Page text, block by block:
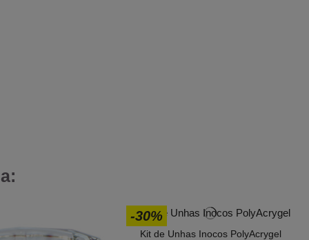
-30%
Kit de Unhas Inocos PolyAcrygel